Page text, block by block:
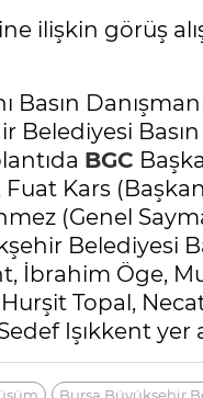
ilişkin görüş
Basın
Belediyesi
BGC
Kars
(Genel
Belediyesi
İbrahim Öge,
Topal,
Işıkkent yer